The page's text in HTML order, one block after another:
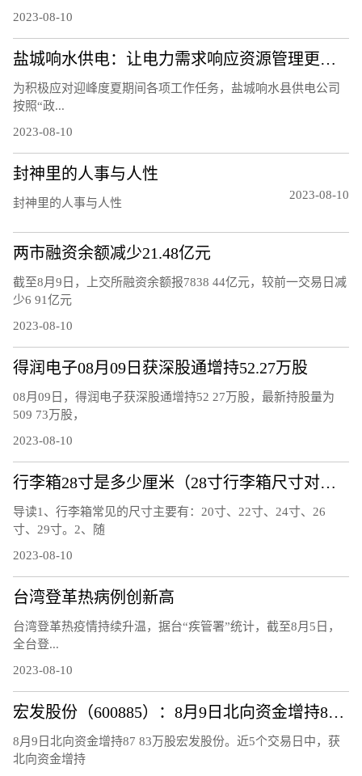
2023-08-10
盐城响水供电：让电力需求响应资源管理更精细
为积极应对迎峰度夏期间各项工作任务，盐城响水县供电公司
按照“政...
2023-08-10
封神里的人事与人性
封神里的人事与人性
2023-08-10
两市融资余额减少21.48亿元
截至8月9日，上交所融资余额报7838 44亿元，较前一交易日减
少6 91亿元
2023-08-10
得润电子08月09日获深股通增持52.27万股
08月09日，得润电子获深股通增持52 27万股，最新持股量为
509 73万股，
2023-08-10
行李箱28寸是多少厘米（28寸行李箱尺寸对照表）
导读1、行李箱常见的尺寸主要有：20寸、22寸、24寸、26
寸、29寸。2、随
2023-08-10
台湾登革热病例创新高
台湾登革热疫情持续升温，据台“疾管署”统计，截至8月5日，
全台登...
2023-08-10
宏发股份（600885）：8月9日北向资金增持87.83万股
8月9日北向资金增持87 83万股宏发股份。近5个交易日中，获
北向资金增持